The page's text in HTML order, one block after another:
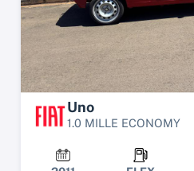
Uno
1.0 MILLE ECONOMY